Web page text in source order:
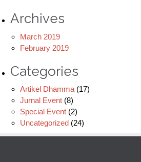
Archives
March 2019
February 2019
Categories
Artikel Dhamma (17)
Jurnal Event (8)
Special Event (2)
Uncategorized (24)